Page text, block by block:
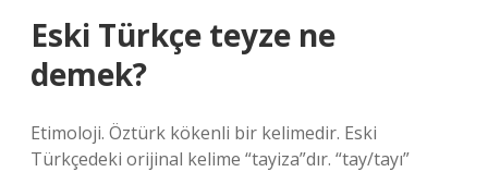
Eski Türkçe teyze ne
demek?
Etimoloji. Öztürk kökenli bir kelimedir. Eski
Türkçedeki orijinal kelime “tayiza”dır. “tay/tayı”